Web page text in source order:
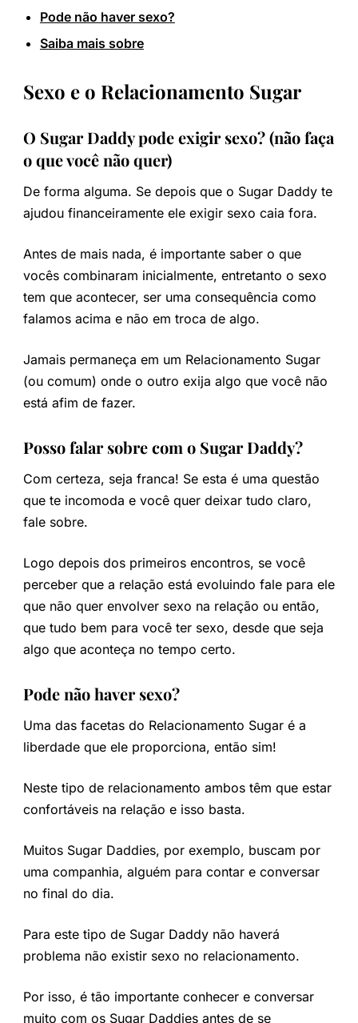
Pode não haver sexo?
Saiba mais sobre
Sexo e o Relacionamento Sugar
O Sugar Daddy pode exigir sexo? (não faça
o que você não quer)
De forma alguma. Se depois que o Sugar Daddy te
ajudou financeiramente ele exigir sexo caia fora.
Antes de mais nada, é importante saber o que
vocês combinaram inicialmente, entretanto o sexo
tem que acontecer, ser uma consequência como
falamos acima e não em troca de algo.
Jamais permaneça em um Relacionamento Sugar
(ou comum) onde o outro exija algo que você não
está afim de fazer.
Posso falar sobre com o Sugar Daddy?
Com certeza, seja franca! Se esta é uma questão
que te incomoda e você quer deixar tudo claro,
fale sobre.
Logo depois dos primeiros encontros, se você
perceber que a relação está evoluindo fale para ele
que não quer envolver sexo na relação ou então,
que tudo bem para você ter sexo, desde que seja
algo que aconteça no tempo certo.
Pode não haver sexo?
Uma das facetas do Relacionamento Sugar é a
liberdade que ele proporciona, então sim!
Neste tipo de relacionamento ambos têm que estar
confortáveis na relação e isso basta.
Muitos Sugar Daddies, por exemplo, buscam por
uma companhia, alguém para contar e conversar
no final do dia.
Para este tipo de Sugar Daddy não haverá
problema não existir sexo no relacionamento.
Por isso, é tão importante conhecer e conversar
muito com os Sugar Daddies antes de se